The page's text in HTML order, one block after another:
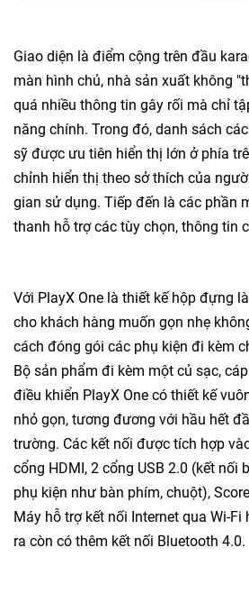
Giao diện là điểm cộng trên đầu
màn hình chủ, nhà sản xuất không
quá nhiều thông tin gây rối mà chỉ
năng chính. Trong đó, danh sách
sỹ được ưu tiên hiển thị lớn ở phía
chỉnh hiển thị theo sở thích của
gian sử dụng. Tiếp đến là các phần
thanh hỗ trợ các tùy chọn, thông tin
Với PlayX One là thiết kế hộp đựng
cho khách hàng muốn gọn nhẹ
cách đóng gói các phụ kiện đi kèm
Bộ sản phẩm đi kèm một củ sạc,
điều khiển PlayX One có thiết kế
nhỏ gọn, tương đương với hầu hết
trường. Các kết nối được tích hợp
cổng HDMI, 2 cổng USB 2.0 (kết nối
phụ kiện như bàn phím, chuột),
Máy hỗ trợ kết nối Internet qua Wi-Fi
ra còn có thêm kết nối Bluetooth 4.0.